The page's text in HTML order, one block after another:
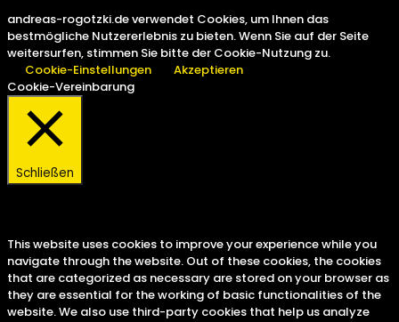
andreas-rogotzki.de verwendet Cookies, um Ihnen das
bestmögliche Nutzererlebnis zu bieten. Wenn Sie auf der Seite
weitersurfen, stimmen Sie bitte der Cookie-Nutzung zu.
Cookie-Einstellungen
Akzeptieren
Cookie-Vereinbarung
Schließen
This website uses cookies to improve your experience while you
navigate through the website. Out of these cookies, the cookies
that are categorized as necessary are stored on your browser as
they are essential for the working of basic functionalities of the
website. We also use third-party cookies that help us analyze